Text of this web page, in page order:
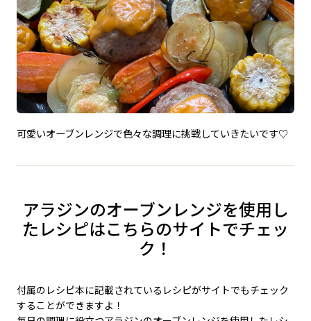
可愛いオーブンレンジで色々な調理に挑戦していきたいです♡
アラジンのオーブンレンジを使用し
たレシピはこちらのサイトでチェッ
ク！
付属のレシピ本に記載されているレシピがサイトでもチェック
することができますよ！